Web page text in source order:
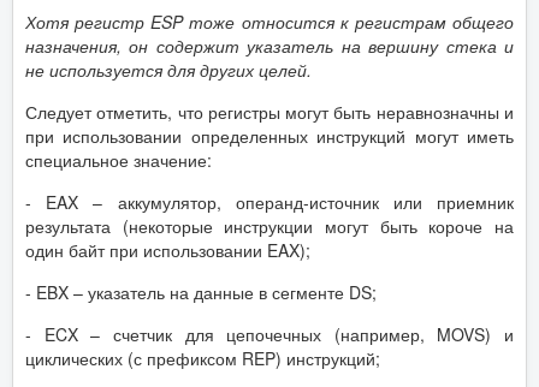
Хотя регистр ESP тоже относится к регистрам общего
назначения, он содержит указатель на вершину стека и
не используется для других целей.
Следует отметить, что регистры могут быть неравнозначны и
при использовании определенных инструкций могут иметь
специальное значение:
- EAX – аккумулятор, операнд-источник или приемник
результата (некоторые инструкции могут быть короче на
один байт при использовании EAX);
- EBX – указатель на данные в сегменте DS;
- ECX – счетчик для цепочечных (например, MOVS) и
циклических (с префиксом REP) инструкций;